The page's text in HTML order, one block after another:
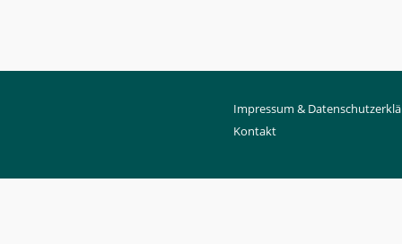
Impressum &
Kontakt